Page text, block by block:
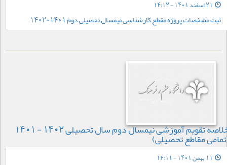
ثبت مشخصات پروژه مقطع کارشناسی نیمسال تحصیلی دوم 1401-1402
خلاصه تقویم آموزشی نیمسال دوم سال تحصیلی 1402 - 1401
مقاطع تحصیلی)